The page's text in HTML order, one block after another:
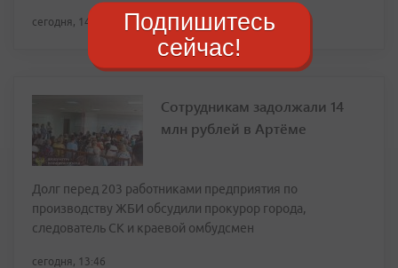
сегодня, 14:06
Сотрудникам задолжали 14
млн рублей в Артёме
Долг перед 203 работниками предприятия по
производству ЖБИ обсудили прокурор города,
следователь СК и краевой омбудсмен
сегодня, 13:46
Подпишитесь
сейчас!